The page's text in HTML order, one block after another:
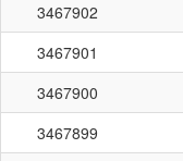
3467902
3467901
3467900
3467899